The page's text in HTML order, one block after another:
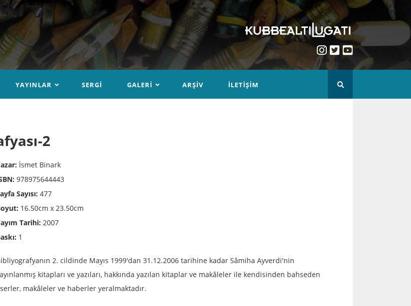
YAYINLAR SERGI GALERI ARŞIV İLETIŞIM
2
İsmet Binark
978975644443
Sayısı: 477
16.50cm x 23.50cm
Tarihi: 2007
1
2. cildinde Mayıs 1999'dan 31.12.2006 tarihine kadar Sâmiha Ayverdi'nin
kitapları ve yazıları, hakkında yazılan kitaplar ve makâleler ile kendisinden bahseden
makâleler ve haberler yeralmaktadır.